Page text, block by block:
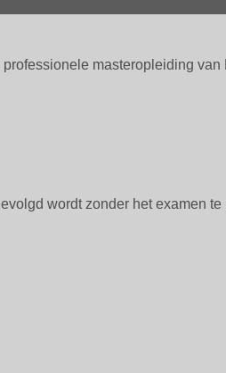
masteropleiding
wordt zonder het examen te